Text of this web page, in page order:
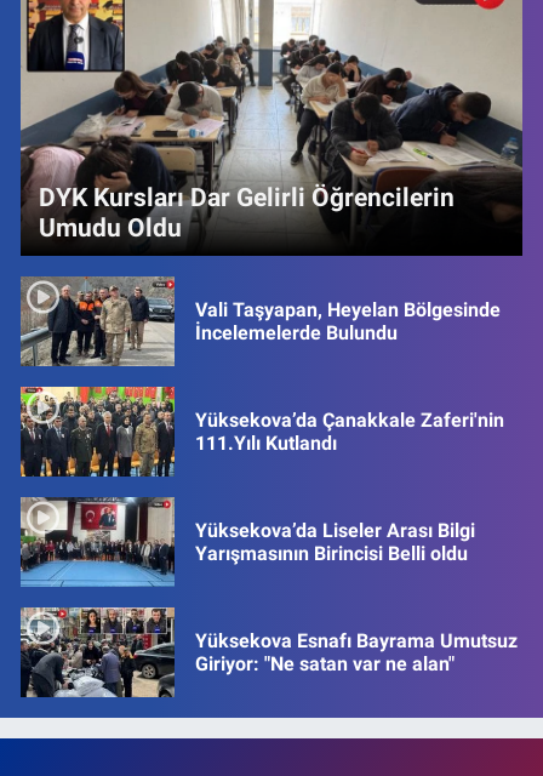
DYK Kursları Dar Gelirli Öğrencilerin
Umudu Oldu
Vali Taşyapan, Heyelan Bölgesinde
İncelemelerde Bulundu
Yüksekova’da Çanakkale Zaferi'nin
111.Yılı Kutlandı
Yüksekova’da Liseler Arası Bilgi
Yarışmasının Birincisi Belli oldu
Yüksekova Esnafı Bayrama Umutsuz
Giriyor: "Ne satan var ne alan"